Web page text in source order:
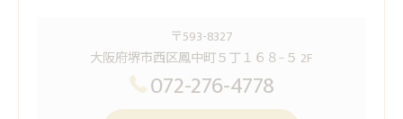
〒593-8327
大阪府堺市西区鳳中町５丁１６８−５ 2F
072-276-4778